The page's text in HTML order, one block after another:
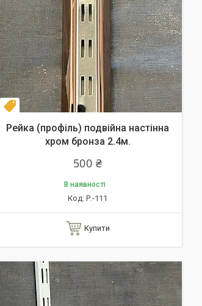
Акція!
Рейка (профіль) подвійна настінна
хром бронза 2.4м.
500 ₴
В наявності
Р.-111
Купити